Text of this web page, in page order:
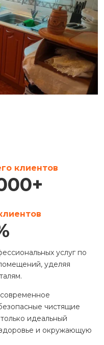
клиентов
+
услуг по
уделяя
чистящие
идеальный
здоровье и окружающую